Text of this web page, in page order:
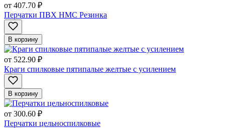
от 407.70 ₽
Перчатки ПВХ НМС Резинка
В корзину
от 522.90 ₽
Краги спилковые пятипалые желтые с усилением
В корзину
от 300.60 ₽
Перчатки цельноспилковые